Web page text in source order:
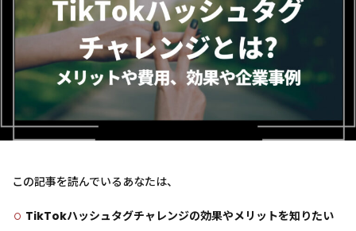
この記事を読んでいるあなたは、
TikTokハッシュタグチャレンジの効果やメリットを知りたい